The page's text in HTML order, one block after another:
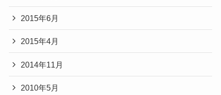
2015年6月
2015年4月
2014年11月
2010年5月